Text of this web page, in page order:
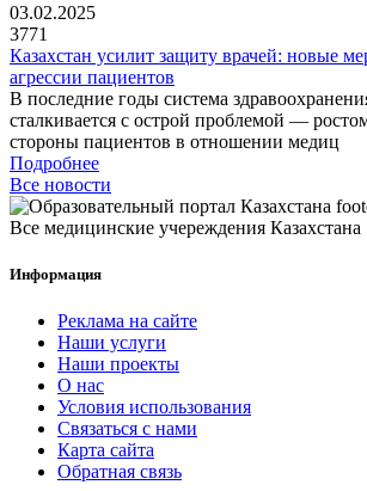
03.02.2025
3771
Казахстан усилит защиту врачей: новые
агрессии пациентов
В последние годы система
сталкивается с острой проблемой —
стороны пациентов в отношении медиц
Подробнее
Все новости
Все медицинские учереждения Казахстана
Информация
Реклама на сайте
Наши услуги
Наши проекты
О нас
Условия использования
Связаться с нами
Карта сайта
Обратная связь